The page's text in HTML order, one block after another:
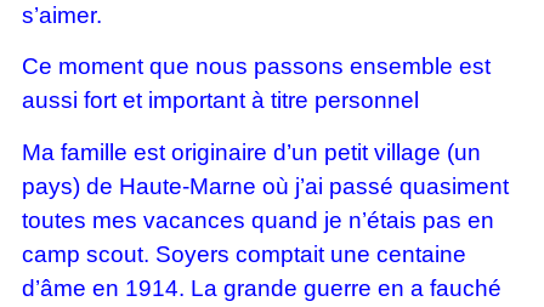
s’aimer.
Ce moment que nous passons ensemble est
aussi fort et important à titre personnel
Ma famille est originaire d’un petit village (un
pays) de Haute-Marne où j’ai passé quasiment
toutes mes vacances quand je n’étais pas en
camp scout. Soyers comptait une centaine
d’âme en 1914. La grande guerre en a fauché